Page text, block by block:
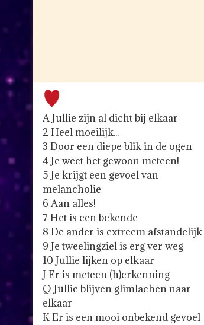
A Jullie zijn al dicht bij elkaar
2 Heel moeilijk...
3 Door een diepe blik in de ogen
4 Je weet het gewoon meteen!
5 Je krijgt een gevoel van
melancholie
6 Aan alles!
7 Het is een bekende
8 De ander is extreem afstandelijk
9 Je tweelingziel is erg ver weg
10 Jullie lijken op elkaar
J Er is meteen (h)erkenning
Q Jullie blijven glimlachen naar
elkaar
K Er is een mooi onbekend gevoel